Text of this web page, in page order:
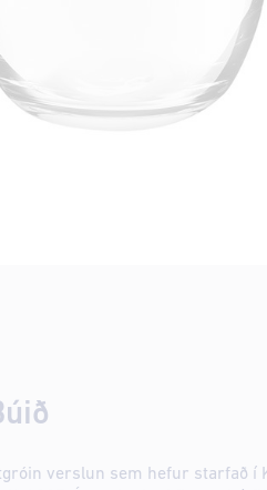
verslun sem hefur starfað í